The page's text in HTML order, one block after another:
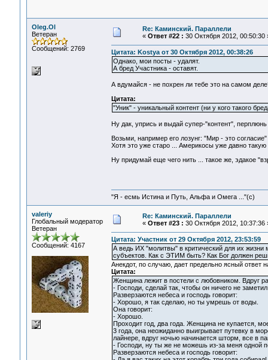
Oleg.Ol
Ветеран
Сообщений: 2769
Re: Каминский. Параллели
« Ответ #22 : 30 Октября 2012, 00:50:30
Цитата: Kostya от 30 Октября 2012, 00:38:26
Однако, мои посты - удалят.
А бред Участника - оставят.
А вдумайся - не похрен ли тебе это на самом
Цитата:
"Уник" - уникальный контент (ни у кого такого
Ну дак, упрись и выдай супер-"контент",
Возьми, например его лозунг: "Мир - это
Хотя это уже старо ... Америкосы уже давно
Ну придумай еще чего нить ... такое же, эдакое
"Я - есмь Истина и Путь, Альфа и Омега ..."(с)
valeriy
Глобальный модератор
Ветеран
Сообщений: 4167
Re: Каминский. Параллели
« Ответ #23 : 30 Октября 2012, 10:37:36
Цитата: Участник от 29 Октября 2012, 23:53:59
А ведь ИХ "молитвы" в критический для их
субъектов. Как с ЭТИМ быть? Как Бог должен
Анекдот, по случаю, дает предельно ясный ответ
Цитата:
Женщина лежит в постели с любовником. Вдруг
- Господи, сделай так, чтобы он ничего не
Разверзаются небеса и господь говорит:
- Хорошо, я так сделаю, но ты умрешь от воды.
Она говорит:
- Хорошо.
Проходит год, два года. Женщина не купается,
3 года, она неожиданно выигрывает путевку в
лайнере, вдруг ночью начинается шторм, все в
- Господи, ну ты же не можешь из-за меня одной
Разверзаются небеса и господь говорит: